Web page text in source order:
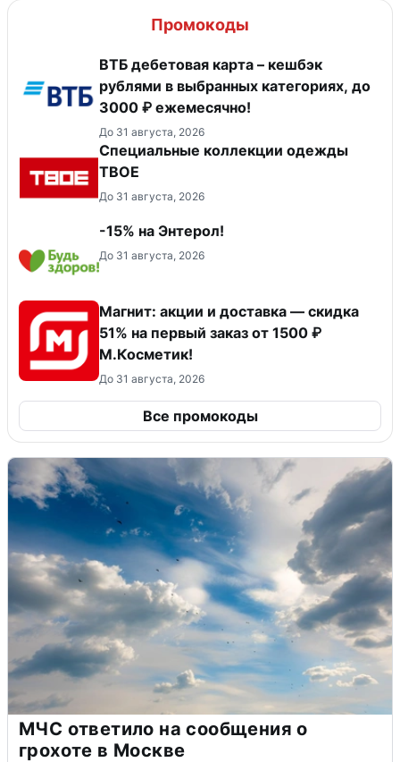
Промокоды
ВТБ дебетовая карта – кешбэк
рублями в выбранных категориях, до
3000 ₽ ежемесячно!
До 31 августа, 2026
Специальные коллекции одежды
ТВОЕ
До 31 августа, 2026
-15% на Энтерол!
До 31 августа, 2026
Магнит: акции и доставка — скидка
51% на первый заказ от 1500 ₽
М.Косметик!
До 31 августа, 2026
Все промокоды
МЧС ответило на сообщения о
грохоте в Москве